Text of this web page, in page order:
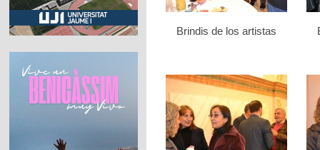
Brindis de los artistas